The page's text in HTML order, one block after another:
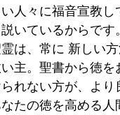
人々に福音宣教
いているからです。
は、常に 新しい
主。聖書から徳
れない方が、よ
たの徳を高める